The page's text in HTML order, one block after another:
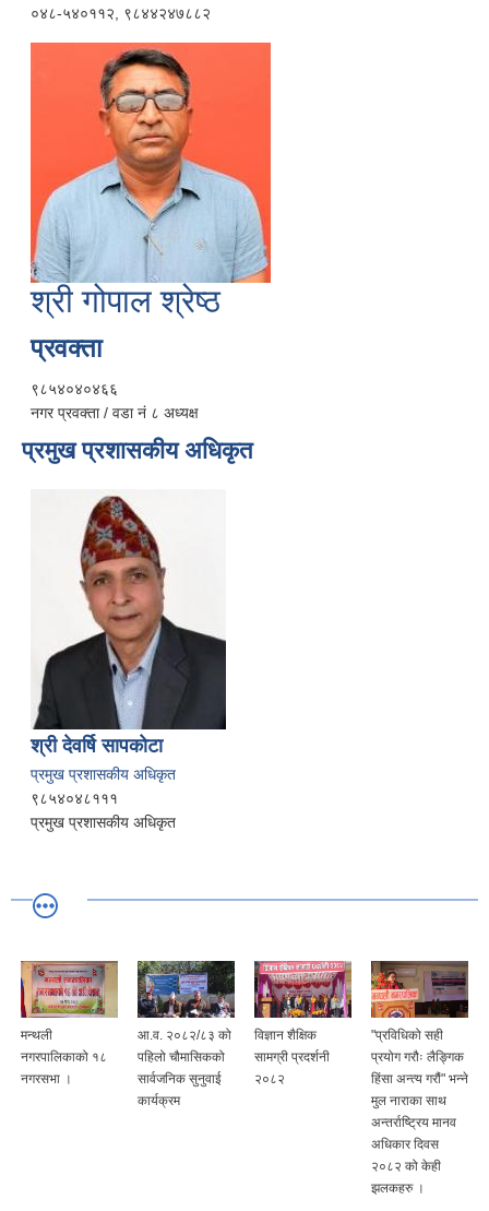
०४८-५४०११२, ९८४४२४७८८२
श्री गोपाल श्रेष्ठ
प्रवक्ता
९८५४०४०४६६
नगर प्रवक्ता / वडा नं ८ अध्यक्ष
प्रमुख प्रशासकीय अधिकृत
श्री देवर्षि सापकोटा
प्रमुख प्रशासकीय अधिकृत
९८५४०४८१११
प्रमुख प्रशासकीय अधिकृत
मन्थली
नगरपालिकाको १८
नगरसभा ।
आ.व. २०८२/८३ को
पहिलो चौमासिकको
सार्वजनिक सुनुवाई
कार्यक्रम
विज्ञान शैक्षिक
सामग्री प्रदर्शनी
२०८२
"प्रविधिको सही
प्रयोग गरौः लैङ्गिक
हिंसा अन्त्य गरौं" भन्ने
मुल नाराका साथ
अन्तर्राष्ट्रिय मानव
अधिकार दिवस
२०८२ को केही
झलकहरु ।